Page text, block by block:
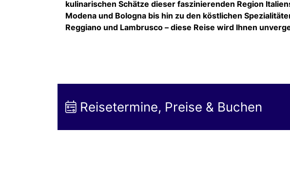
kulinarischen Schätze dieser faszinierenden Region
Modena und Bologna bis hin zu den köstlichen
Reggiano und Lambrusco – diese Reise wird Ihnen
Reisetermine, Preise & Buchen